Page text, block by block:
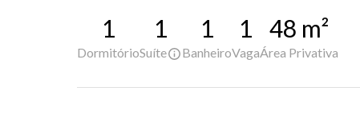
1
Dormitório
1
Suíte
1
Banheiro
1
Vaga
48 m²
Área Privativa